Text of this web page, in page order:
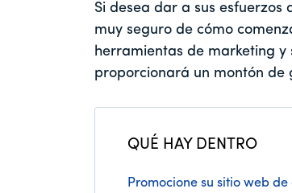
Si desea dar a sus
muy seguro de cómo
herramientas de marketing
proporcionará un montón de
QUÉ HAY DENTRO
Promocione su sitio web